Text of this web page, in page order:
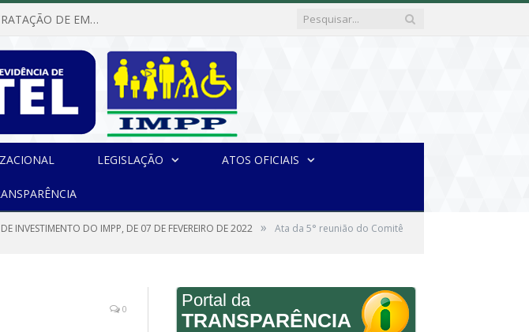
Dispensa de Licitação Nº 7/2026-300404-I (CONTRATAÇÃO DE EMPRESA PARA MANUTENÇÃO E REPARAÇÃO DE APARELHOS DE AR CONDICIONADO, EM ATENDIMENTO ÀS NECESSIDADES DO INSTITUTO DE PREVIDÊNCIA MUNICIPAL DE PORTEL/PA)
LEGISLAÇÃO ATOS OFICIAIS
INVESTIMENTO DO IMPP, DE 07 DE FEVEREIRO DE 2022 » Ata da 5° reunião do Comitê
0 Portal da
TRANSPARÊNCIA